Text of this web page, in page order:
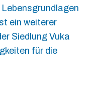
ein weiterer
Siedlung Vuka
für die